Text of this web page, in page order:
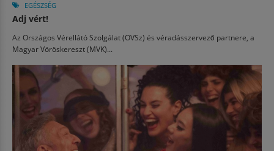
EGÉSZSÉG
Adj vért!
Az Országos Vérellátó Szolgálat (OVSz) és véradásszervező partnere, a
Magyar Vöröskereszt (MVK)...